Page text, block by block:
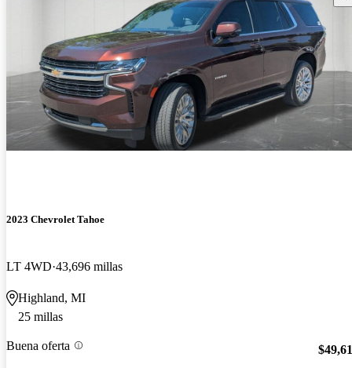
2023 Chevrolet Tahoe
LT 4WD 43,696 millas
Highland, MI
25 millas
Buena oferta